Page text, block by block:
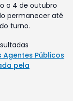
a 4 de outubro
permanecer até
turno.
Públicos
pela